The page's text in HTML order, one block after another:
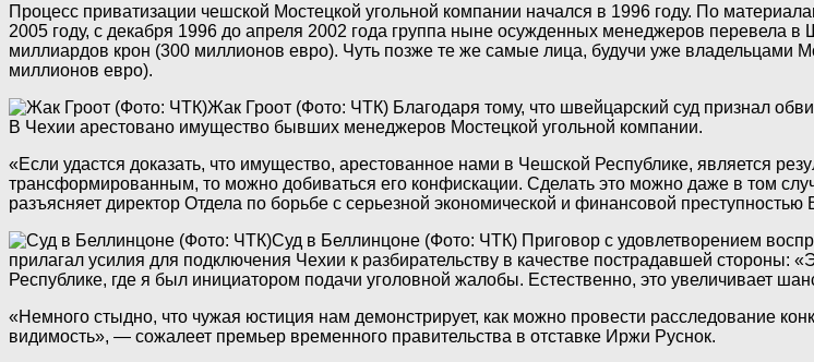
Процесс приватизации чешской Мостецкой угольной компании начался в 1996 году. По
2005 году, с декабря 1996 до апреля 2002 года группа ныне осужденных менеджеров перевела
миллиардов крон (300 миллионов евро). Чуть позже те же самые лица, будучи уже владельцами
миллионов евро).
Жак Гроот (Фото: ЧТК) Благодаря тому, что швейцарский суд признал
В Чехии арестовано имущество бывших менеджеров Мостецкой угольной компании.
«Если удастся доказать, что имущество, арестованное нами в Чешской Республике, является
трансформированным, то можно добиваться его конфискации. Сделать это можно даже в том
разъясняет директор Отдела по борьбе с серьезной экономической и финансовой
Суд в Беллинцоне (Фото: ЧТК) Приговор с удовлетворением
прилагал усилия для подключения Чехии к разбирательству в качестве пострадавшей
Республике, где я был инициатором подачи уголовной жалобы. Естественно, это увеличивает
«Немного стыдно, что чужая юстиция нам демонстрирует, как можно провести расследование
видимость», — сожалеет премьер временного правительства в отставке Иржи Руснок.